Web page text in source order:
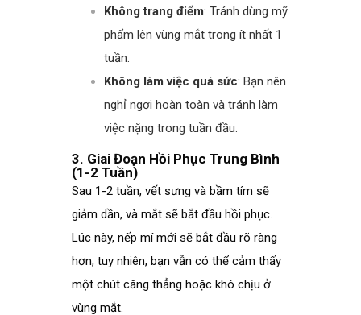
Không trang điểm: Tránh dùng mỹ
phẩm lên vùng mắt trong ít nhất 1
tuần.
Không làm việc quá sức: Bạn nên
nghỉ ngơi hoàn toàn và tránh làm
việc nặng trong tuần đầu.
3. Giai Đoạn Hồi Phục Trung Bình
(1-2 Tuần)
Sau 1-2 tuần, vết sưng và bầm tím sẽ
giảm dần, và mắt sẽ bắt đầu hồi phục.
Lúc này, nếp mí mới sẽ bắt đầu rõ ràng
hơn, tuy nhiên, bạn vẫn có thể cảm thấy
một chút căng thẳng hoặc khó chịu ở
vùng mắt.